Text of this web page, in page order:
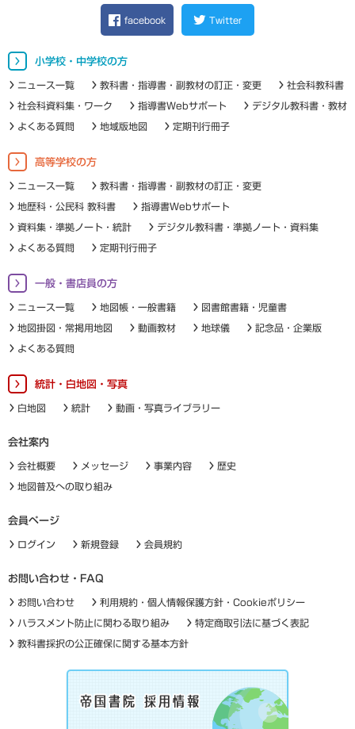
facebook Twitter
小学校・中学校の方
ニュース一覧 教科書・指導書・副教材の訂正・変更 社会科教科書
社会科資料集・ワーク 指導書Webサポート デジタル教科書・教材
よくある質問 地域版地図 定期刊行冊子
高等学校の方
ニュース一覧 教科書・指導書・副教材の訂正・変更
地歴科・公民科 教科書 指導書Webサポート
資料集・準拠ノート・統計 デジタル教科書・準拠ノート・資料集
よくある質問 定期刊行冊子
一般・書店員の方
ニュース一覧 地図帳・一般書籍 図書館書籍・児童書
地図掛図・常掲用地図 動画教材 地球儀 記念品・企業版
よくある質問
統計・白地図・写真
白地図 統計 動画・写真ライブラリー
会社案内
会社概要 メッセージ 事業内容 歴史
地図普及への取り組み
会員ページ
ログイン 新規登録 会員規約
お問い合わせ・FAQ
お問い合わせ 利用規約・個人情報保護方針・Cookieポリシー
ハラスメント防止に関わる取り組み 特定商取引法に基づく表記
教科書採択の公正確保に関する基本方針